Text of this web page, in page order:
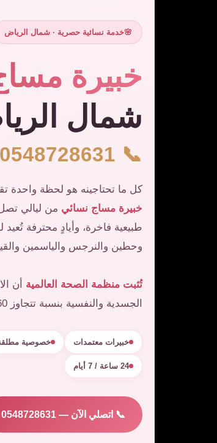
🌸خدمة نسائية حصرية · شمال الرياض
خبيرة
شمال
📞 0548728631
كل ما تحتاجينه هو لحظة واحدة
خبيرة مساج نسائي من ليالي
طبيعية فاخرة، وأيادٍ محترفة
وحطين والنرجس والياسمين
تُثبت منظمة الصحة العالمية أن
الجسدية والنفسية بنسبة تتجاوز 60%.
خبيرات معتمدات خصوصية
24 ساعة / 7 أيام
📞 اتصلي الآن — 0548728631